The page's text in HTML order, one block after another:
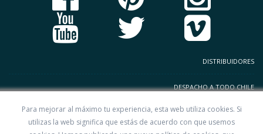
DISTRIBUIDORES
DESPACHO A TODO CHILE
TERMINOS Y CONDICIONES
Para mejorar al máximo tu experiencia, esta web utiliza cookies. Si
utilizas la web significa que estás de acuerdo con que usemos